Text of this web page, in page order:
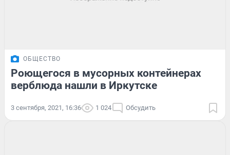
ОБЩЕСТВО
Роющегося в мусорных контейнерах
верблюда нашли в Иркутске
3 сентября, 2021, 16:36 1 024 Обсудить